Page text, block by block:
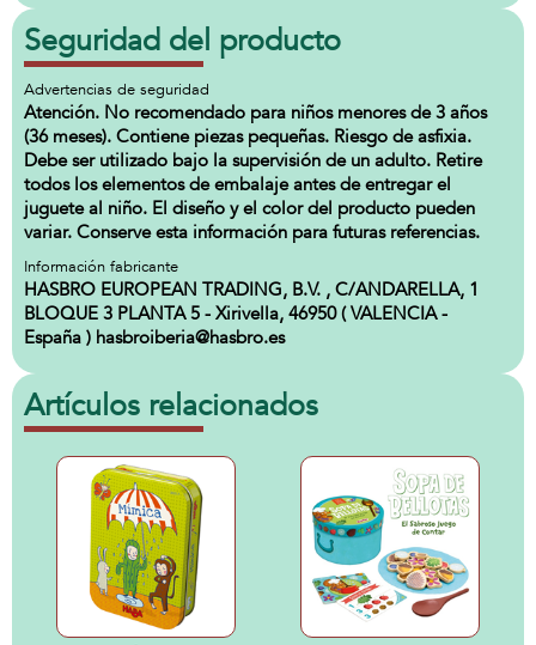
Seguridad del producto
Advertencias de seguridad
Atención. No recomendado para niños menores de 3 años
(36 meses). Contiene piezas pequeñas. Riesgo de asfixia.
Debe ser utilizado bajo la supervisión de un adulto. Retire
todos los elementos de embalaje antes de entregar el
juguete al niño. El diseño y el color del producto pueden
variar. Conserve esta información para futuras referencias.
Información fabricante
HASBRO EUROPEAN TRADING, B.V. , C/ANDARELLA, 1
BLOQUE 3 PLANTA 5 - Xirivella, 46950 ( VALENCIA -
España ) hasbroiberia@hasbro.es
Artículos relacionados